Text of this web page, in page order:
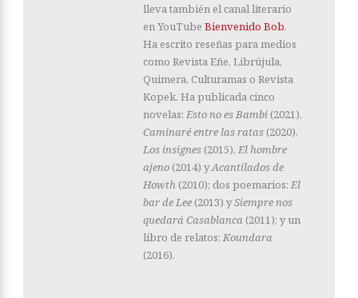
lleva también el canal literario
en YouTube Bienvenido Bob.
Ha escrito reseñas para medios
como Revista Eñe, Librújula,
Quimera, Culturamas o Revista
Kopek. Ha publicada cinco
novelas: Esto no es Bambi (2021),
Caminaré entre las ratas (2020),
Los insignes (2015), El hombre
ajeno (2014) yAcantilados de
Howth (2010); dos poemarios: El
bar de Lee (2013) ySiempre nos
quedará Casablanca (2011); y un
libro de relatos: Koundara
(2016).